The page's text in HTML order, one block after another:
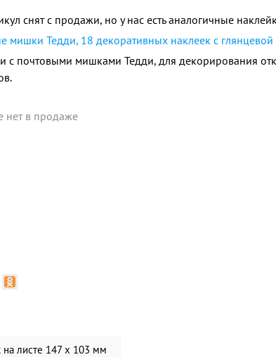
снят с продажи, но у нас есть аналогичные
мишки Тедди, 18 декоративных наклеек с
с почтовыми мишками Тедди, для декорирования
нет в продаже
листе 147 х 103 мм